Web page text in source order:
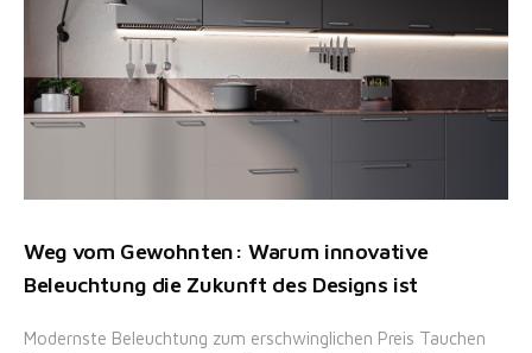
Weg vom Gewohnten: Warum innovative
Beleuchtung die Zukunft des Designs ist
Modernste Beleuchtung zum erschwinglichen Preis Tauchen